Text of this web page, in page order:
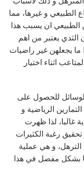
الطبيعي و غيرها، مما
الطبيعي ان يسبب هذا
الثدي يعتبر من اهم
ما يجعلهن غير راضيات
اثناء اختيار
للحصول على
الرياضية و
غالبا، لذا ظهرت
رغبة الكثيرات
و هي عملية
بشكل مفصل في هذا